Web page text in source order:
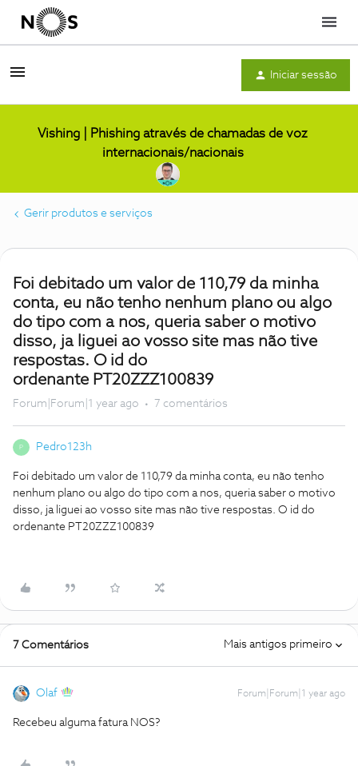
Menu
Iniciar sessão
Vishing | Phishing através de chamadas de voz
internacionais/nacionais
Gerir produtos e serviços
Foi debitado um valor de 110,79 da minha
conta, eu não tenho nenhum plano ou algo
do tipo com a nos, queria saber o motivo
disso, ja liguei ao vosso site mas não tive
respostas. O id do
ordenante PT20ZZZ100839
Forum|Forum|1 year ago 7 comentários
P Pedro123h
Foi debitado um valor de 110,79 da minha conta, eu não tenho
nenhum plano ou algo do tipo com a nos, queria saber o motivo
disso, ja liguei ao vosso site mas não tive respostas. O id do
ordenante PT20ZZZ100839
7 Comentários Mais antigos primeiro
Olaf Forum|Forum|1 year ago
Recebeu alguma fatura NOS?